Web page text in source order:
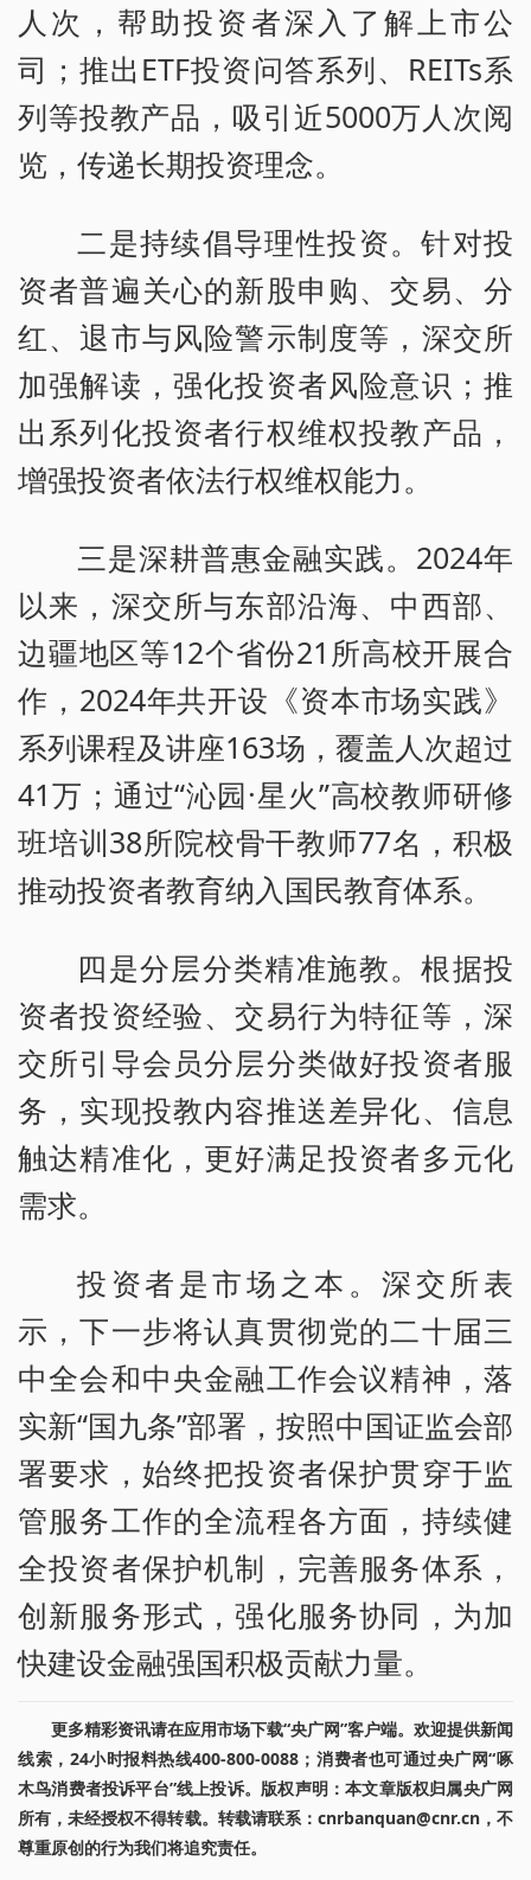
人次，帮助投资者深入了解上市公
司；推出ETF投资问答系列、REITs系
列等投教产品，吸引近5000万人次阅
览，传递长期投资理念。
二是持续倡导理性投资。针对投
资者普遍关心的新股申购、交易、分
红、退市与风险警示制度等，深交所
加强解读，强化投资者风险意识；推
出系列化投资者行权维权投教产品，
增强投资者依法行权维权能力。
三是深耕普惠金融实践。2024年
以来，深交所与东部沿海、中西部、
边疆地区等12个省份21所高校开展合
作，2024年共开设《资本市场实践》
系列课程及讲座163场，覆盖人次超过
41万；通过“沁园·星火”高校教师研修
班培训38所院校骨干教师77名，积极
推动投资者教育纳入国民教育体系。
四是分层分类精准施教。根据投
资者投资经验、交易行为特征等，深
交所引导会员分层分类做好投资者服
务，实现投教内容推送差异化、信息
触达精准化，更好满足投资者多元化
需求。
投资者是市场之本。深交所表
示，下一步将认真贯彻党的二十届三
中全会和中央金融工作会议精神，落
实新“国九条”部署，按照中国证监会部
署要求，始终把投资者保护贯穿于监
管服务工作的全流程各方面，持续健
全投资者保护机制，完善服务体系，
创新服务形式，强化服务协同，为加
快建设金融强国积极贡献力量。
更多精彩资讯请在应用市场下载“央广网”客户端。欢迎提供新闻
线索，24小时报料热线400-800-0088；消费者也可通过央广网“啄
木鸟消费者投诉平台”线上投诉。版权声明：本文章版权归属央广网
所有，未经授权不得转载。转载请联系：cnrbanquan@cnr.cn，不
尊重原创的行为我们将追究责任。